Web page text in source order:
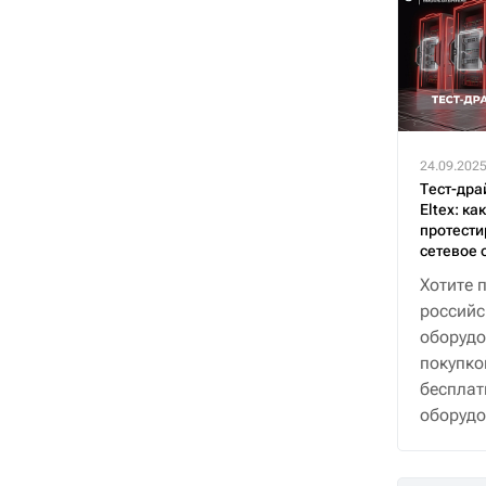
24.09.2025
Тест-
Eltex:
сетевое
Хотите